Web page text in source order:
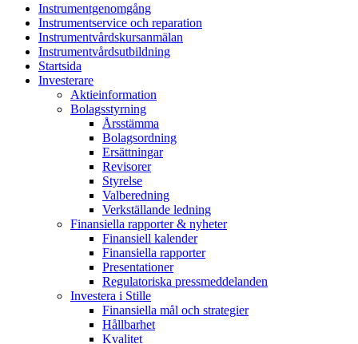
Instrumentgenomgång
Instrumentservice och reparation
Instrumentvårdskursanmälan
Instrumentvårdsutbildning
Startsida
Investerare
Aktieinformation
Bolagsstyrning
Årsstämma
Bolagsordning
Ersättningar
Revisorer
Styrelse
Valberedning
Verkställande ledning
Finansiella rapporter & nyheter
Finansiell kalender
Finansiella rapporter
Presentationer
Regulatoriska pressmeddelanden
Investera i Stille
Finansiella mål och strategier
Hållbarhet
Kvalitet